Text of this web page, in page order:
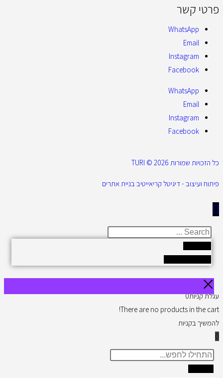
פרטי קשר
WhatsApp
Email
Instagram
Facebook
WhatsApp
Email
Instagram
Facebook
כל הזכויות שמורות 2026 © TURI
פיתוח ועיצוב - דיגיטל קריאייטיב בניית אתרים
עגלת קניות0
There are no products in the cart!
להמשיך בקניות
0